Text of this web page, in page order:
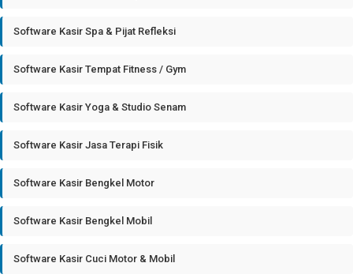
Software Kasir Spa & Pijat Refleksi
Software Kasir Tempat Fitness / Gym
Software Kasir Yoga & Studio Senam
Software Kasir Jasa Terapi Fisik
Software Kasir Bengkel Motor
Software Kasir Bengkel Mobil
Software Kasir Cuci Motor & Mobil